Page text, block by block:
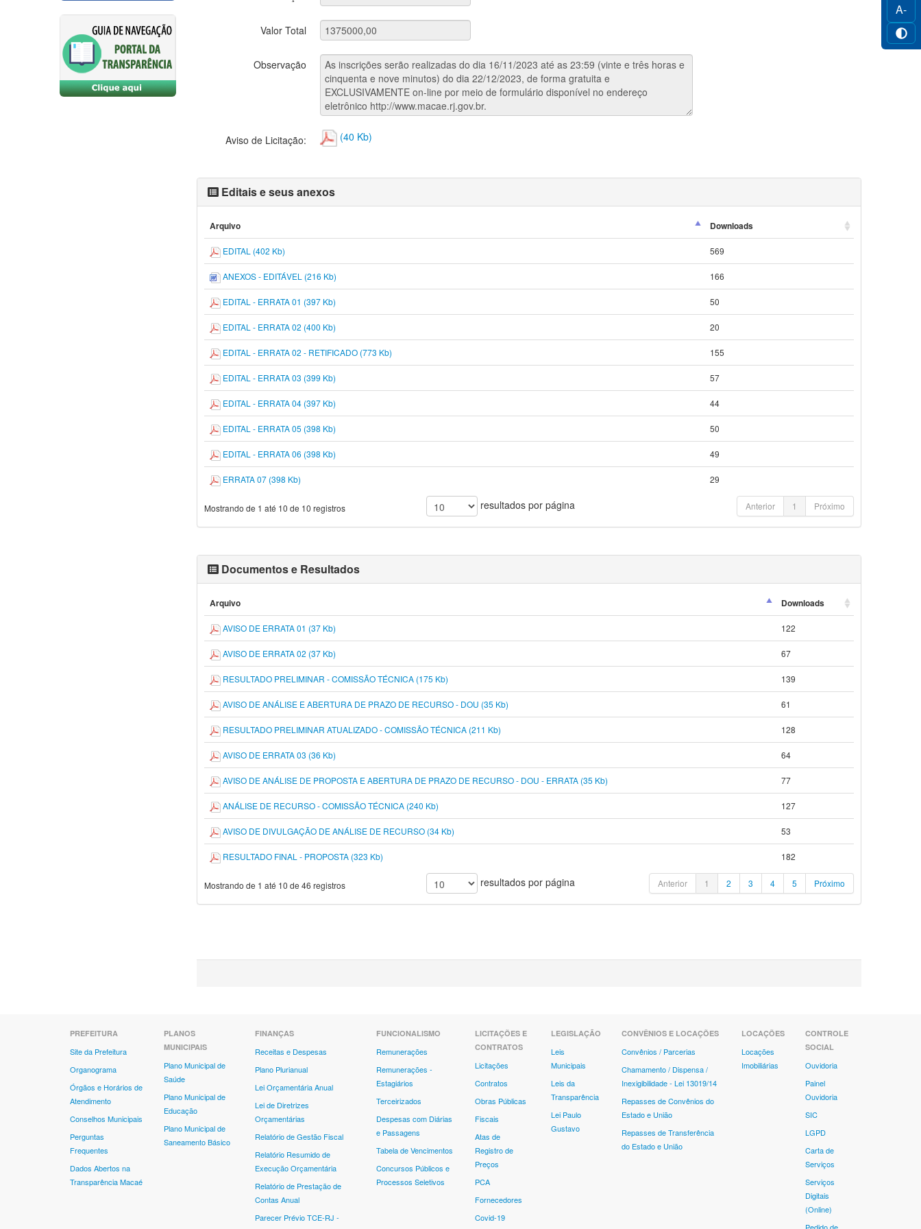
A-
Valor Total
Observação
Aviso de Licitação: (40 Kb)
Editais e seus anexos
Arquivo Downloads
EDITAL (402 Kb) 569
ANEXOS - EDITÁVEL (216 Kb) 166
EDITAL - ERRATA 01 (397 Kb) 50
EDITAL - ERRATA 02 (400 Kb) 20
EDITAL - ERRATA 02 - RETIFICADO (773 Kb) 155
EDITAL - ERRATA 03 (399 Kb) 57
EDITAL - ERRATA 04 (397 Kb) 44
EDITAL - ERRATA 05 (398 Kb) 50
EDITAL - ERRATA 06 (398 Kb) 49
ERRATA 07 (398 Kb) 29
Mostrando de 1 até 10 de 10 registros resultados por página Anterior 1 Próximo
Documentos e Resultados
Arquivo Downloads
AVISO DE ERRATA 01 (37 Kb) 122
AVISO DE ERRATA 02 (37 Kb) 67
RESULTADO PRELIMINAR - COMISSÃO TÉCNICA (175 Kb) 139
AVISO DE ANÁLISE E ABERTURA DE PRAZO DE RECURSO - DOU (35 Kb) 61
RESULTADO PRELIMINAR ATUALIZADO - COMISSÃO TÉCNICA (211 Kb) 128
AVISO DE ERRATA 03 (36 Kb) 64
AVISO DE ANÁLISE DE PROPOSTA E ABERTURA DE PRAZO DE RECURSO - DOU - ERRATA (35 Kb) 77
ANÁLISE DE RECURSO - COMISSÃO TÉCNICA (240 Kb) 127
AVISO DE DIVULGAÇÃO DE ANÁLISE DE RECURSO (34 Kb) 53
RESULTADO FINAL - PROPOSTA (323 Kb) 182
Mostrando de 1 até 10 de 46 registros resultados por página Anterior 1 2 3 4 5 Próximo
PREFEITURA
Site da Prefeitura
Organograma
Órgãos e Horários de
Atendimento
Conselhos Municipais
Perguntas
Frequentes
Dados Abertos na
Transparência Macaé
PLANOS
MUNICIPAIS
Plano Municipal de
Saúde
Plano Municipal de
Educação
Plano Municipal de
Saneamento Básico
FINANÇAS
Receitas e Despesas
Plano Plurianual
Lei Orçamentária Anual
Lei de Diretrizes
Orçamentárias
Relatório de Gestão Fiscal
Relatório Resumido de
Execução Orçamentária
Relatório de Prestação de
Contas Anual
Parecer Prévio TCE-RJ -
FUNCIONALISMO
Remunerações
Remunerações -
Estagiários
Terceirizados
Despesas com Diárias
e Passagens
Tabela de Vencimentos
Concursos Públicos e
Processos Seletivos
LICITAÇÕES E
CONTRATOS
Licitações
Contratos
Obras Públicas
Fiscais
Atas de
Registro de
Preços
PCA
Fornecedores
Covid-19
LEGISLAÇÃO
Leis
Municipais
Leis da
Transparência
Lei Paulo
Gustavo
CONVÊNIOS E LOCAÇÕES
Convênios / Parcerias
Chamamento / Dispensa /
Inexigibilidade - Lei 13019/14
Repasses de Convênios do
Estado e União
Repasses de Transferência
do Estado e União
LOCAÇÕES
Locações
Imobiliárias
CONTROLE
SOCIAL
Ouvidoria
Painel
Ouvidoria
SIC
LGPD
Carta de
Serviços
Serviços
Digitais
(Online)